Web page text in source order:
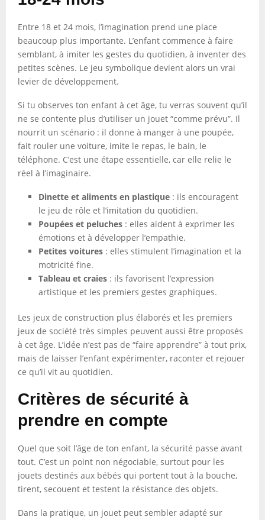
Entre 18 et 24 mois, l’imagination prend une place
beaucoup plus importante. L’enfant commence à faire
semblant, à imiter les gestes du quotidien, à inventer des
petites scènes. Le jeu symbolique devient alors un vrai
levier de développement.
Si tu observes ton enfant à cet âge, tu verras souvent qu’il
ne se contente plus d’utiliser un jouet “comme prévu”. Il
nourrit un scénario : il donne à manger à une poupée,
fait rouler une voiture, imite le repas, le bain, le
téléphone. C’est une étape essentielle, car elle relie le
réel à l’imaginaire.
Dinette et aliments en plastique : ils encouragent
le jeu de rôle et l’imitation du quotidien.
Poupées et peluches : elles aident à exprimer les
émotions et à développer l’empathie.
Petites voitures : elles stimulent l’imagination et la
motricité fine.
Tableau et craies : ils favorisent l’expression
artistique et les premiers gestes graphiques.
Les jeux de construction plus élaborés et les premiers
jeux de société très simples peuvent aussi être proposés
à cet âge. L’idée n’est pas de “faire apprendre” à tout prix,
mais de laisser l’enfant expérimenter, raconter et rejouer
ce qu’il vit au quotidien.
Critères de sécurité à
prendre en compte
Quel que soit l’âge de ton enfant, la sécurité passe avant
tout. C’est un point non négociable, surtout pour les
jouets destinés aux bébés qui portent tout à la bouche,
tirent, secouent et testent la résistance des objets.
Dans la pratique, un jouet peut sembler adapté sur